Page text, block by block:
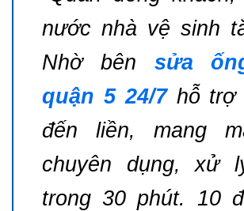
nước nhà vệ sinh
Nhờ bên sửa
quận 5 24/7 hỗ trợ
đến liền, mang
chuyên dụng, xử
trong 30 phút. 10